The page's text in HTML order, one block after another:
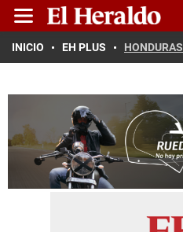
INICIO EH PLUS HONDURAS